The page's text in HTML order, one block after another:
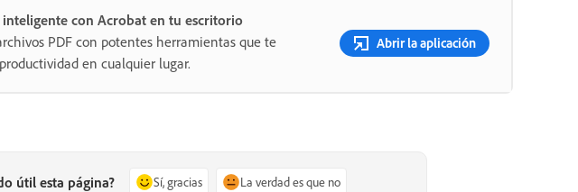
con Acrobat en tu escritorio
PDF con potentes herramientas que te
en cualquier lugar.
Abrir la aplicación
útil esta página? Sí, gracias La verdad es que no